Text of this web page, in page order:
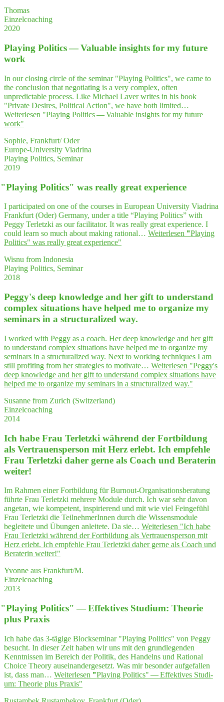
Thomas
Einzelcoaching
2020
Play­ing Poli­tics — Valuable insights for my future
work
In our closing circle of the seminar "Playing Politics", we came to
the conclusion that negotiating is a very complex, often
unpredictable process. Like Michael Laver writes in his book
"Private Desires, Political Action", we have both limited…
Weiterlesen "Play­ing Poli­tics — Valuable insights for my future
work"
Sophie, Frankfurt/ Oder
Europe-University Viadrina
Playing Politics, Seminar
2019
"Play­ing Poli­tics" was real­ly gre­at experience
I participated on one of the courses in European University Viadrina
Frankfurt (Oder) Germany, under a title “Playing Politics” with
Peggy Terletzki as our facilitator. It was really great experience. I
could learn so much about making rational… Weiterlesen "
"Play­ing
Poli­tics" was real­ly gre­at experience"
Wisnu from Indonesia
Playing Politics, Seminar
2018
Peggy's deep know­ledge and her gift to under­stand
com­plex situa­tions have hel­ped me to orga­ni­ze my
semi­nars in a struc­tu­ra­li­zed way.
I worked with Peggy as a coach. Her deep knowledge and her gift
to understand complex situations have helped me to organize my
seminars in a structuralized way. Next to working techniques I am
still profiting from her strategies to motivate… Weiterlesen "Peggy's
deep know­ledge and her gift to under­stand com­plex situa­tions have
hel­ped me to orga­ni­ze my semi­nars in a struc­tu­ra­li­zed way."
Susanne from Zurich (Switzerland)
Einzelcoaching
2014
Ich habe Frau Ter­letz­ki wäh­rend der Fort­bil­dung
als Ver­trau­ens­per­son mit Herz erlebt. Ich emp­feh­le
Frau Ter­letz­ki daher ger­ne als Coach und Bera­te­rin
weiter!
Im Rahmen einer Fortbildung für Burnout-Organisationsberatung
führte Frau Terletzki mehrere Module durch. Ich war sehr davon
angetan, wie kompetent, inspirierend und mit wie viel Feingefühl
Frau Terletzki die TeilnehmerInnen durch die Wissensmodule
begleitete und Übungen anleitete. Da sie… Weiterlesen "Ich habe
Frau Ter­letz­ki wäh­rend der Fort­bil­dung als Ver­trau­ens­per­son mit
Herz erlebt. Ich emp­feh­le Frau Ter­letz­ki daher ger­ne als Coach und
Bera­te­rin weiter!"
Yvonne aus Frankfurt/M.
Einzelcoaching
2013
"Play­ing Poli­tics" — Effek­ti­ves Stu­di­um: Theo­rie
plus Praxis
Ich habe das 3-tägige Blockseminar "Playing Politics" von Peggy
besucht. In dieser Zeit haben wir uns mit den grundlegenden
Kenntnissen im Bereich der Politik, des Handelns und Rational
Choice Theory auseinandergesetzt. Was mir besonder aufgefallen
ist, dass man… Weiterlesen "
"Play­ing Poli­tics" — Effek­ti­ves Stu­di­
um: Theo­rie plus Praxis"